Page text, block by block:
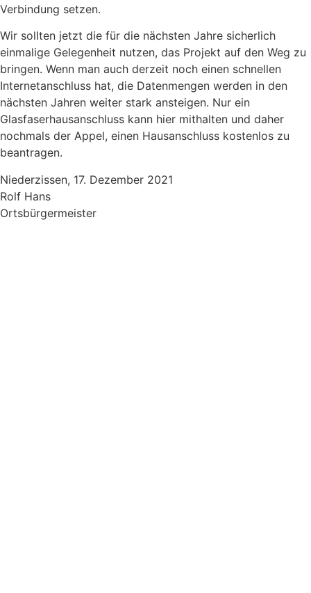
Verbindung setzen.
Wir sollten jetzt die für die nächsten Jahre sicherlich
einmalige Gelegenheit nutzen, das Projekt auf den Weg zu
bringen. Wenn man auch derzeit noch einen schnellen
Internetanschluss hat, die Datenmengen werden in den
nächsten Jahren weiter stark ansteigen. Nur ein
Glasfaserhausanschluss kann hier mithalten und daher
nochmals der Appel, einen Hausanschluss kostenlos zu
beantragen.
Niederzissen, 17. Dezember 2021
Rolf Hans
Ortsbürgermeister